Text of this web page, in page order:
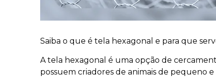
Saiba o que é tela hexagonal e para que
A tela hexagonal é uma opção de
possuem criadores de animais de pequeno